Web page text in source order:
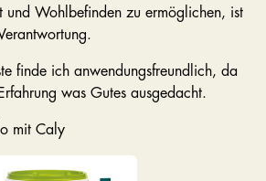
und Wohlbefinden zu ermöglichen, ist
finde ich anwendungsfreundlich, da
was Gutes ausgedacht.
mit Caly